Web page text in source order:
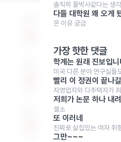
솔직히 물박사같다는 생
다들 대학원 왜 오게
온 이유 궁금
가장 핫한 댓글
자영업자와 다주택자가
셀소
또 이러네
진짜로 살집있는 여자 취
그만~~~